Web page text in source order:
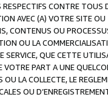
CONTRE
AVEC (A) VOTRE SITE
CONTENUS OU
OU LA
QUE CETTE
PART A UNE
LA COLLECTE, LE
OU